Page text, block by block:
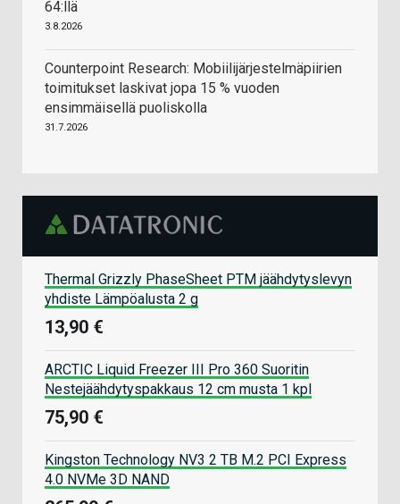
64:llä
3.8.2026
Counterpoint Research: Mobiilijärjestelmäpiirien
toimitukset laskivat jopa 15 % vuoden
ensimmäisellä puoliskolla
31.7.2026
Thermal Grizzly PhaseSheet PTM jäähdytyslevyn
yhdiste Lämpöalusta 2 g
13,90 €
ARCTIC Liquid Freezer III Pro 360 Suoritin
Nestejäähdytyspakkaus 12 cm musta 1 kpl
75,90 €
Kingston Technology NV3 2 TB M.2 PCI Express
4.0 NVMe 3D NAND